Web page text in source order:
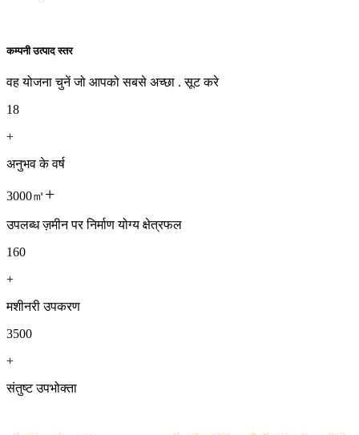
कम्पनी उत्पाद स्तर
वह योजना चुनें जो आपको सबसे अच्छा . सूट करे
18
+
अनुभव के वर्ष
3000㎡+
उपलब्ध ज़मीन पर निर्माण योग्य क्षेत्रफल
160
+
मशीनरी उपकरण
3500
+
संतुष्ट उपभोक्ता